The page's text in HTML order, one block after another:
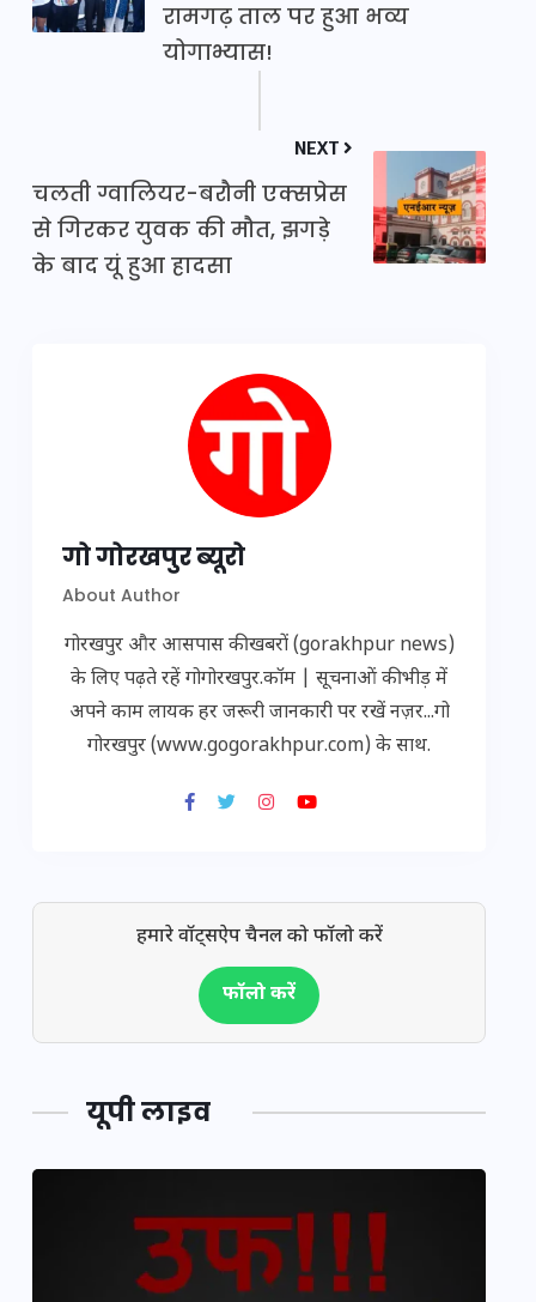
रामगढ़ ताल पर हुआ भव्य
योगाभ्यास!
NEXT
चलती ग्वालियर-बरौनी एक्सप्रेस
से गिरकर युवक की मौत, झगड़े
के बाद यूं हुआ हादसा
गो गोरखपुर ब्यूरो
About Author
गोरखपुर और आसपास की खबरों (gorakhpur news)
के लिए पढ़ते रहें गोगोरखपुर.कॉम | सूचनाओं की भीड़ में
अपने काम लायक हर जरूरी जानकारी पर रखें नज़र...गो
गोरखपुर (www.gogorakhpur.com) के साथ.
हमारे वॉट्सऐप चैनल को फॉलो करें
फॉलो करें
यूपी लाइव